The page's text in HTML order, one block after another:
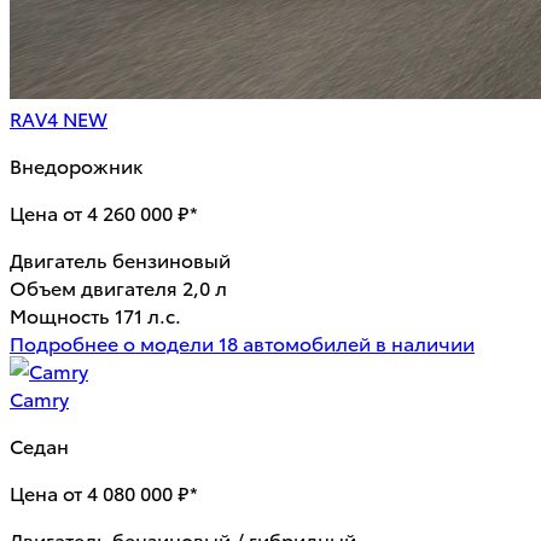
RAV4 NEW
Внедорожник
Цена от 4 260 000 ₽*
Двигатель бензиновый
Объем двигателя 2,0 л
Мощность 171 л.с.
Подробнее о модели 18 автомобилей в наличии
Camry
Седан
Цена от 4 080 000 ₽*